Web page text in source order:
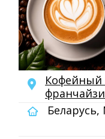
Кофейный